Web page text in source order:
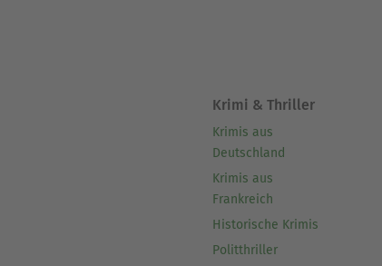
Krimi & Thriller
Krimis aus
Deutschland
Krimis aus
Frankreich
Historische Krimis
Politthriller